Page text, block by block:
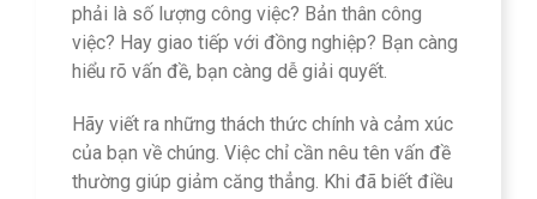
phải là số lượng công việc? Bản thân công
việc? Hay giao tiếp với đồng nghiệp? Bạn càng
hiểu rõ vấn đề, bạn càng dễ giải quyết.
Hãy viết ra những thách thức chính và cảm xúc
của bạn về chúng. Việc chỉ cần nêu tên vấn đề
thường giúp giảm căng thẳng. Khi đã biết điều